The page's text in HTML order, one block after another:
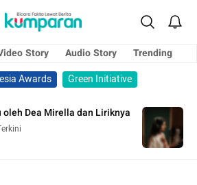
Story Audio Story
Trending
Awards
Green Initiative
Dea Mirella dan Liriknya